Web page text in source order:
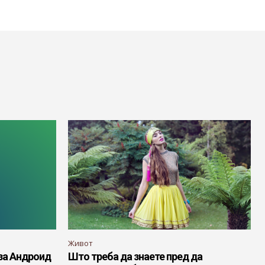
Андроид
Живот
Што треба да знаете пред да